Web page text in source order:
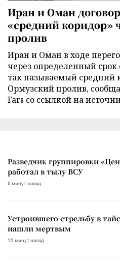
Иран и Оман
«средний коридор»
пролив
Иран и Оман в ходе
через определенный
так называемый средний
Ормузский пролив,
Fars со ссылкой на
Разведчик группировки
работал в тылу ВСУ
6 минут назад
Устроившего стрельбу в
нашли мертвым
15 минут назад